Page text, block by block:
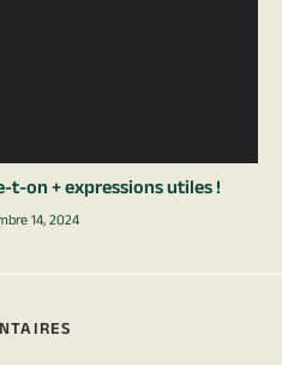
t-on + expressions utiles !
14, 2024